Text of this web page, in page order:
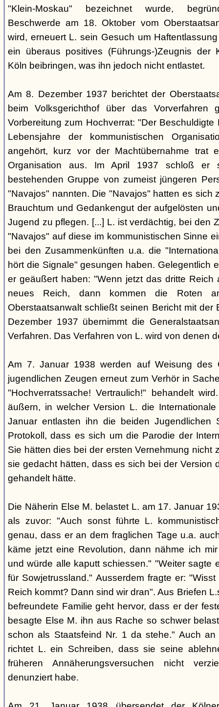
"Klein-Moskau" bezeichnet wurde,
Beschwerde am 18. Oktober vom
wird, erneuert L. sein Gesuch um
ein überaus positives (Führungs-)Zeugnis der
Köln beibringen, was ihn jedoch nicht entlastet.
Am 8. Dezember 1937 berichtet der
beim Volksgerichthof über das Vorverfahren
Vorbereitung zum Hochverrat: "Der
Lebensjahre der kommunistischen
angehört, kurz vor der Machtübernahme trat
Organisation aus. Im April 1937 schloß
bestehenden Gruppe von zumeist jüngeren
"Navajos" nannten. Die "Navajos" hatten es sich
Brauchtum und Gedankengut der aufgelösten
Jugend zu pflegen. [...] L. ist verdächtig, bei den
"Navajos" auf diese im kommunistischen Sinne
bei den Zusammenkünften u.a. die
hört die Signale" gesungen haben. Gelegentlich
er geäußert haben: "Wenn jetzt das dritte Reich
neues Reich, dann kommen die Roten
Oberstaatsanwalt schließt seinen Bericht mit der
Dezember 1937 übernimmt die
Verfahren. Das Verfahren von L. wird von denen
Am 7. Januar 1938 werden auf Weisung des
jugendlichen Zeugen erneut zum Verhör in
"Hochverratssache! Vertraulich!" behandelt
äußern, in welcher Version L. die
Januar entlasten ihn die beiden
Protokoll, dass es sich um die Parodie der
Sie hätten dies bei der ersten Vernehmung nicht
sie gedacht hätten, dass es sich bei der Version
gehandelt hätte.
Die Näherin Else M. belastet L. am 17. Januar
als zuvor: "Auch sonst führte L.
genau, dass er an dem fraglichen Tage u.a.
käme jetzt eine Revolution, dann nähme ich
und würde alle kaputt schiessen." "Weiter sagte
für Sowjetrussland." Ausserdem fragte er:
Reich kommt? Dann sind wir dran". Aus Briefen
befreundete Familie geht hervor, dass er der
besagte Else M. ihn aus Rache so schwer
schon als Staatsfeind Nr. 1 da stehe." Auch an
richtet L. ein Schreiben, dass sie seine
früheren Annäherungsversuchen nicht
denunziert habe.